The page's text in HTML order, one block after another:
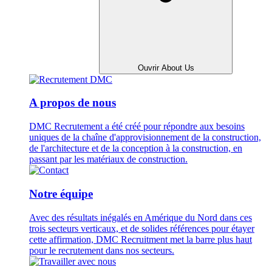
Ouvrir About Us
A propos de nous
DMC Recrutement a été créé pour répondre aux besoins
uniques de la chaîne d'approvisionnement de la construction,
de l'architecture et de la conception à la construction, en
passant par les matériaux de construction.
Notre équipe
Avec des résultats inégalés en Amérique du Nord dans ces
trois secteurs verticaux, et de solides références pour étayer
cette affirmation, DMC Recruitment met la barre plus haut
pour le recrutement dans nos secteurs.